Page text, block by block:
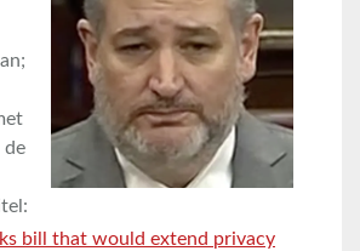
de
bill that would extend privacy